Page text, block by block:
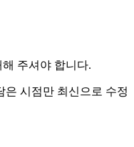
주셔야 합니다.
은 시점만 최신으로 수정